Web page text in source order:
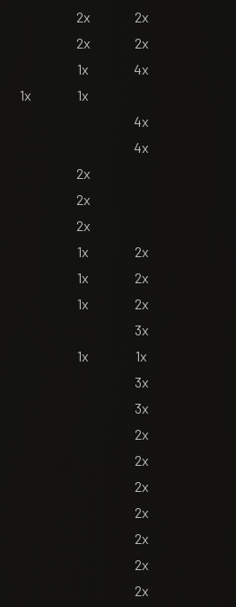
2x
2x
2x
2x
1x
4x
1x
1x
4x
4x
2x
2x
2x
1x
2x
1x
2x
1x
2x
3x
1x
1x
3x
3x
2x
2x
2x
2x
2x
2x
2x